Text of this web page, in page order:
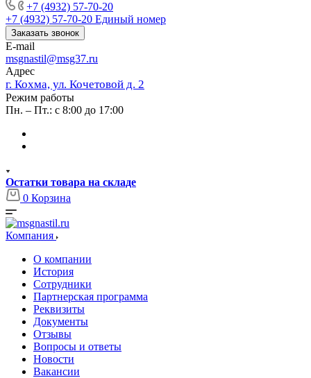
+7 (4932) 57-70-20
+7 (4932) 57-70-20 Единый номер
Заказать звонок
E-mail
msgnastil@msg37.ru
Адрес
г. Кохма, ул. Кочетовой д. 2
Режим работы
Пн. – Пт.: с 8:00 до 17:00
Остатки товара на складе
0 Корзина
Компания
О компании
История
Сотрудники
Партнерская программа
Реквизиты
Документы
Отзывы
Вопросы и ответы
Новости
Вакансии